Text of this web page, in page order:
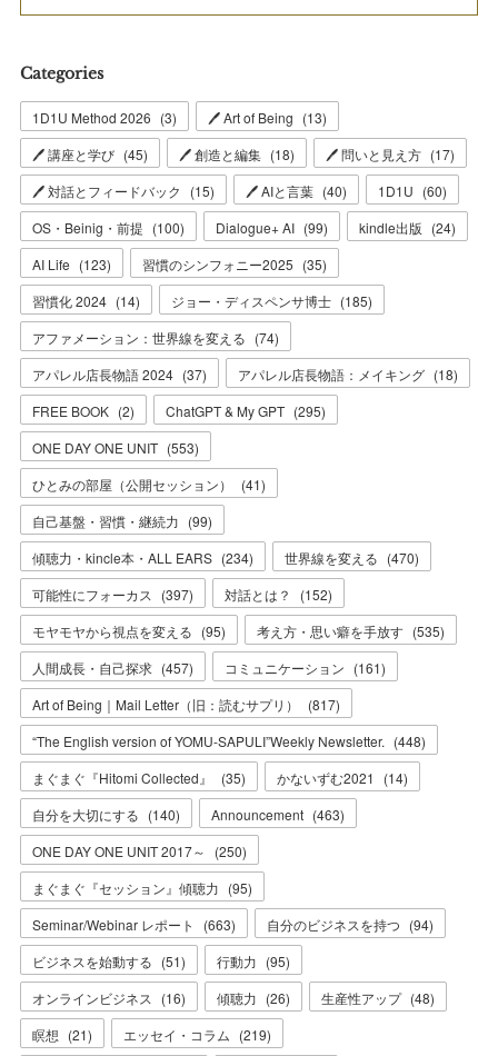
Categories
1D1U Method 2026 (3) 🖊 Art of Being (13)
🖊 講座と学び (45) 🖊 創造と編集 (18) 🖊 問いと見え方 (17)
🖊 対話とフィードバック
(15) 🖊 AIと言葉 (40) 1D1U (60)
OS・Beinig・前提 (100) Dialogue+ AI (99) kindle出版 (24)
AI Life (123) 習慣のシンフォニー2025 (35)
習慣化 2024 (14) ジョー・ディスペンサ博士 (185)
アファメーション：世界線を変える (74)
アパレル店長物語 2024 (37) アパレル店長物語：メイキング (18)
FREE BOOK (2) ChatGPT & My GPT (295)
ONE DAY ONE UNIT (553)
ひとみの部屋（公開セッション）
(41)
自己基盤・習慣・継続力 (99)
傾聴力・kincle本・ALL EARS (234) 世界線を変える (470)
可能性にフォーカス
(397) 対話とは？ (152)
モヤモヤから視点を変える (95) 考え方・思い癖を手放す (535)
人間成長・自己探求 (457) コミュニケーション (161)
Art of Being｜Mail Letter（旧：読むサプリ）
(817)
“The English version of YOMU-SAPULI”Weekly Newsletter. (448)
まぐまぐ『Hitomi Collected』
(35) かないずむ2021 (14)
自分を大切にする (140) Announcement (463)
ONE DAY ONE UNIT 2017～
(250)
まぐまぐ『セッション』傾聴力 (95)
Seminar/Webinar レポート
(663) 自分のビジネスを持つ (94)
ビジネスを始動する (51) 行動力 (95)
オンラインビジネス
(16) 傾聴力 (26) 生産性アップ (48)
瞑想 (21) エッセイ・コラム (219)